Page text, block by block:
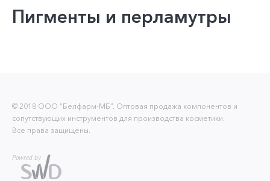
Пигменты и перламутры
© 2018 ООО “Белфарм-МБ”. Оптовая продажа компонентов и
сопутствующих инструментов для производства косметики.
Все права защищены.